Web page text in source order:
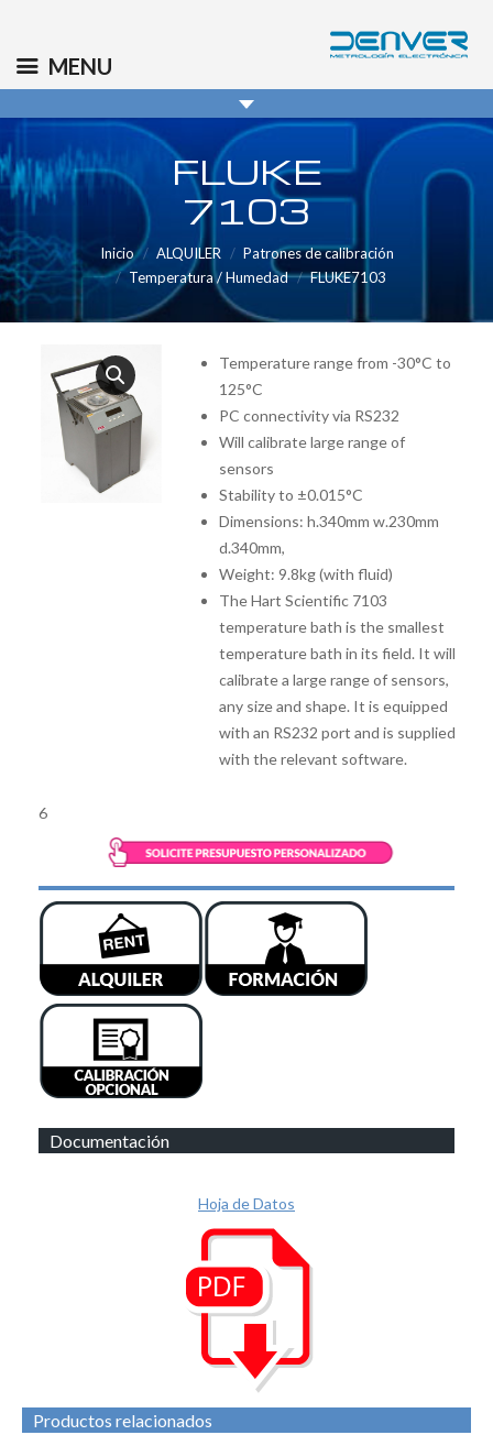
info@denver.es
FLUKE
7103
Inicio ALQUILER
Patrones de calibración
Temperatura / Humedad
FLUKE7103
Temperature range from -30°C to
125°C
PC connectivity via RS232
Will calibrate large range of
sensors
Stability to ±0.015°C
Dimensions: h.340mm w.230mm
d.340mm,
Weight: 9.8kg (with fluid)
The Hart Scientific 7103
temperature bath is the smallest
temperature bath in its field. It will
calibrate a large range of sensors,
any size and shape. It is equipped
with an RS232 port and is supplied
with the relevant software.
6
Documentación
Hoja de Datos
Productos relacionados
MENU